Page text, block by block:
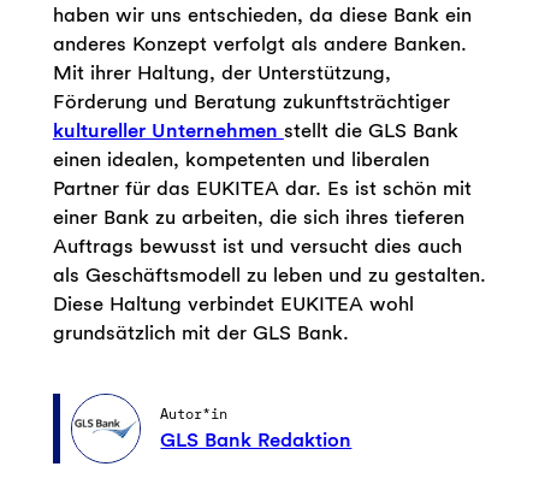
haben wir uns entschieden, da diese Bank ein
anderes Konzept verfolgt als andere Banken.
Mit ihrer Haltung, der Unterstützung,
Förderung und Beratung zukunftsträchtiger
kultureller Unternehmen stellt die GLS Bank
einen idealen, kompetenten und liberalen
Partner für das EUKITEA dar. Es ist schön mit
einer Bank zu arbeiten, die sich ihres tieferen
Auftrags bewusst ist und versucht dies auch
als Geschäftsmodell zu leben und zu gestalten.
Diese Haltung verbindet EUKITEA wohl
grundsätzlich mit der GLS Bank.
Autor*in
GLS Bank Redaktion